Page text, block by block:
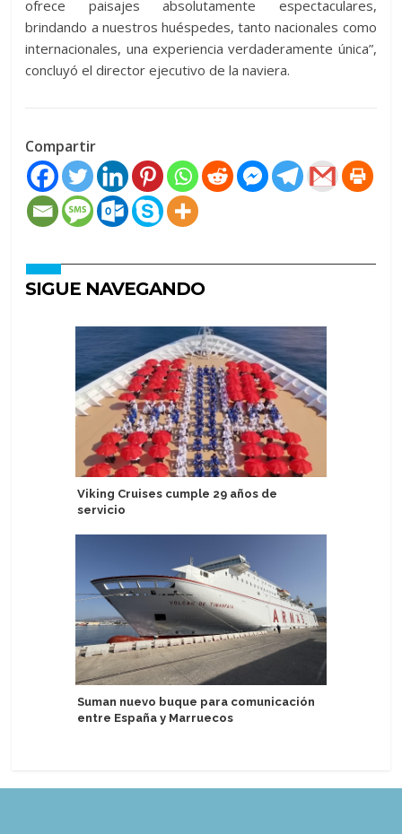
ofrece paisajes absolutamente espectaculares,
brindando a nuestros huéspedes, tanto nacionales como
internacionales, una experiencia verdaderamente única”,
concluyó el director ejecutivo de la naviera.
Compartir
SIGUE NAVEGANDO
Viking Cruises cumple 29 años de
servicio
Suman nuevo buque para comunicación
entre España y Marruecos